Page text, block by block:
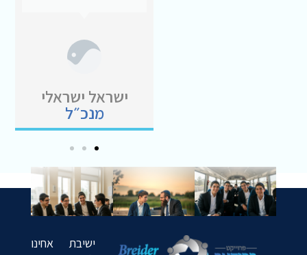
ישראל ישראלי
מנכ״ל
ישיבת אחינו